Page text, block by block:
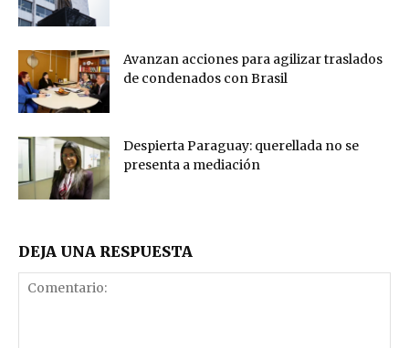
Avanzan acciones para agilizar traslados
de condenados con Brasil
Despierta Paraguay: querellada no se
presenta a mediación
DEJA UNA RESPUESTA